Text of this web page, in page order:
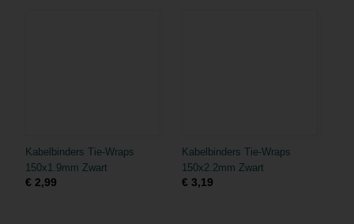
Kabelbinders Tie-Wraps
150x1.9mm Zwart
€ 2,99
Kabelbinders Tie-Wraps
150x2.2mm Zwart
€ 3,19